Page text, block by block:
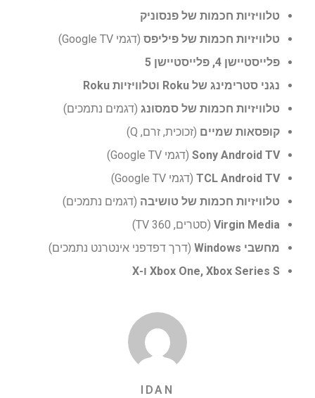
טלוויזיות חכמות של פנסוניק
טלוויזיות חכמות של פיליפס (דגמי Google TV)
פלייסטיישן 4, פלייסטיישן 5
נגני סטרימינג של Roku וטלוויזיות Roku
טלוויזיות חכמות של סמסונג (דגמים נתמכים)
קופסאות שמיים (זכוכית, זרם, Q)
Sony Android TV (דגמי Google TV)
TCL Android TV (דגמי Google TV)
טלוויזיות חכמות של טושיבה (דגמים נתמכים)
Virgin Media (סטרים, TV 360)
מחשבי Windows
(דרך דפדפני אינטרנט נתמכים)
Xbox One, Xbox Series S ו-X
IDAN